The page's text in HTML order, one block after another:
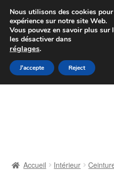
Colissimo
Du lundi au
Aller
à
Aller
au
Accueil Intérieur
Nous utilisons des cookies
expérience sur notre site Web.
Vous pouvez en savoir plus
les désactiver dans
réglages.
J'accepte Reject